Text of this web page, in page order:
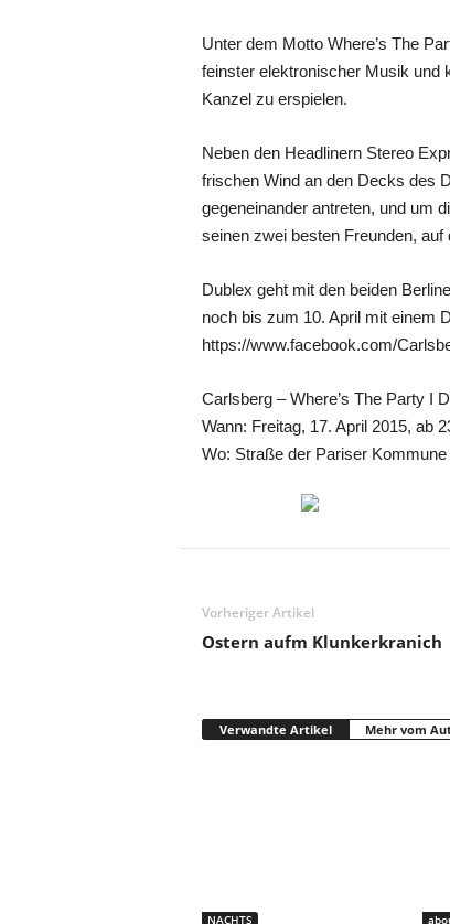
Unter dem Motto Where’s The
feinster elektronischer Musik und
Kanzel zu erspielen.
Neben den Headlinern Stereo
frischen Wind an den Decks des
gegeneinander antreten, und um
seinen zwei besten Freunden,
Dublex geht mit den beiden
noch bis zum 10. April mit einem
https://www.facebook.com/
Carlsberg – Where’s The Party I
Wann: Freitag, 17. April 2015, ab
Wo: Straße der Pariser
Vorheriger Artikel
Ostern aufm Klunkerkranich
Verwandte Artikel Mehr vom
NACHTS